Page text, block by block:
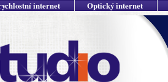
internet Optický internet